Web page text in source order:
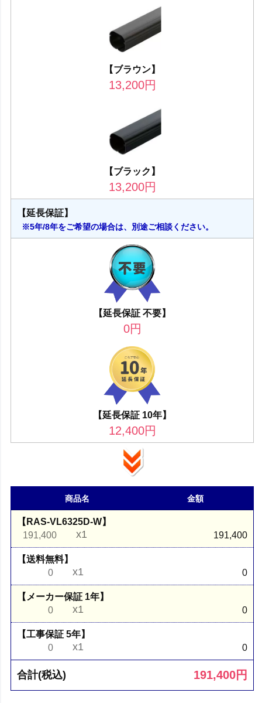
【ブラウン】
13,200円
【ブラック】
13,200円
【延長保証】
※5年/8年をご希望の場合は、別途ご相談ください。
【延長保証 不要】
0円
【延長保証 10年】
12,400円
商品名 金額
【RAS-VL6325D-W】
191,400
x1 191,400
【送料無料】
0
x1 0
【メーカー保証 1年】
0
x1 0
【工事保証 5年】
0
x1 0
合計(税込) 191,400円